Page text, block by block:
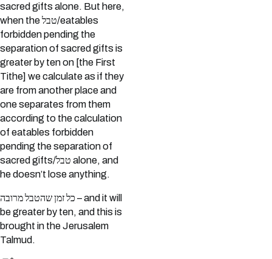
sacred gifts alone. But here,
when the טבל/eatables
forbidden pending the
separation of sacred gifts is
greater by ten on [the First
Tithe] we calculate as if they
are from another place and
one separates from them
according to the calculation
of eatables forbidden
pending the separation of
sacred gifts/טבל alone, and
he doesn’t lose anything.
כל זמן שהטבל מרובה – and it will
be greater by ten, and this is
brought in the Jerusalem
Talmud.